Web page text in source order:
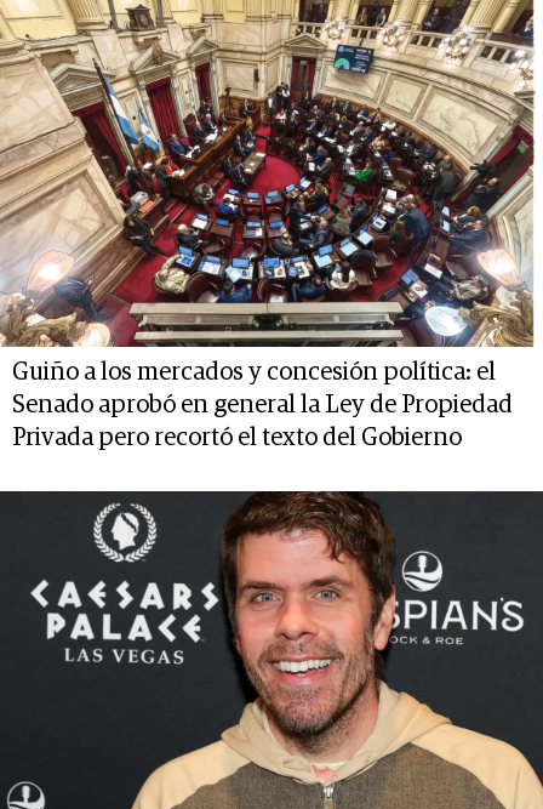
Guiño a los mercados y concesión política: el
Senado aprobó en general la Ley de Propiedad
Privada pero recortó el texto del Gobierno